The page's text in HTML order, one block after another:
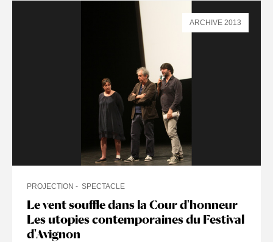
Le vent souffle dans la Cour d'honneur
Les utopies contemporaines du Festival
d'Avignon
PROJECTION SPECTACLE
ARCHIVE 2013